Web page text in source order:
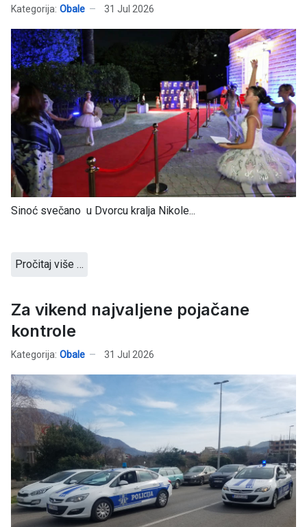
Kategorija: Obale 31 Jul 2026
Sinoć svečano u Dvorcu kralja Nikole...
Pročitaj više …
Za vikend najvaljene pojačane
kontrole
Kategorija: Obale 31 Jul 2026